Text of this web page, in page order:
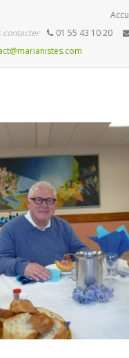
contacter
01 55 43 10 20